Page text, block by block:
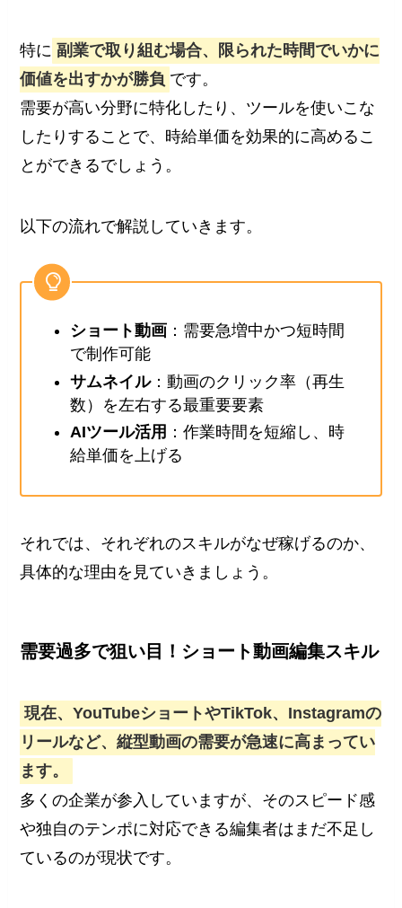
特に 副業で取り組む場合、限られた時間でいかに
価値を出すかが勝負 です。
需要が高い分野に特化したり、ツールを使いこな
したりすることで、時給単価を効果的に高めるこ
とができるでしょう。
以下の流れで解説していきます。
ショート動画 ：需要急増中かつ短時間
で制作可能
サムネイル：動画のクリック率（再生
数）を左右する最重要要素
AIツール活用 ：作業時間を短縮し、時
給単価を上げる
それでは、それぞれのスキルがなぜ稼げるのか、
具体的な理由を見ていきましょう。
需要過多で狙い目！ショート動画編集スキル
現在、YouTubeショートやTikTok、Instagramの
リールなど、縦型動画の需要が急速に高まってい
ます。
多くの企業が参入していますが、そのスピード感
や独自のテンポに対応できる編集者はまだ不足し
ているのが現状です。